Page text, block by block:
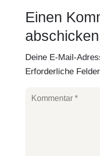
Einen
abschicken
Deine E-Mail-
Erforderliche